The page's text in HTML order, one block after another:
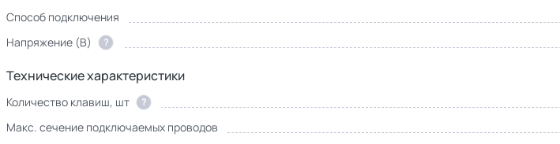
Способ подключения
Напряжение (В)
?
Технические характеристики
Количество клавиш, шт ?
Макс. сечение подключаемых проводов